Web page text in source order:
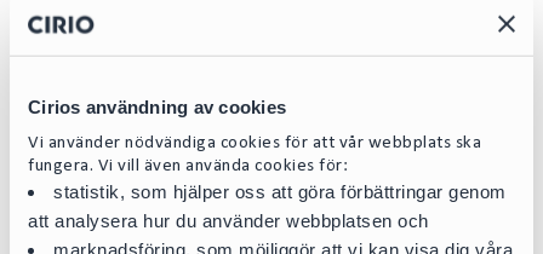
Cirios användning av cookies
Vi använder nödvändiga cookies för att vår webbplats ska
fungera. Vi vill även använda cookies för:
statistik, som hjälper oss att göra förbättringar genom
att analysera hur du använder webbplatsen och
marknadsföring, som möjliggör att vi kan visa dig våra
Jörgen Möller
Partner | Head of Energy